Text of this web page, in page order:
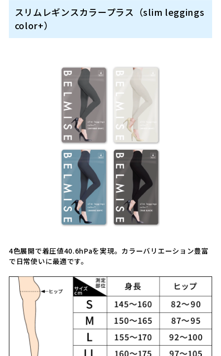
スリムレギンスカラープラス（slim leggings
color+）
4色展開で着圧値40.6hPaを実現。カラーバリエーション豊富
で日常使いに最適です。